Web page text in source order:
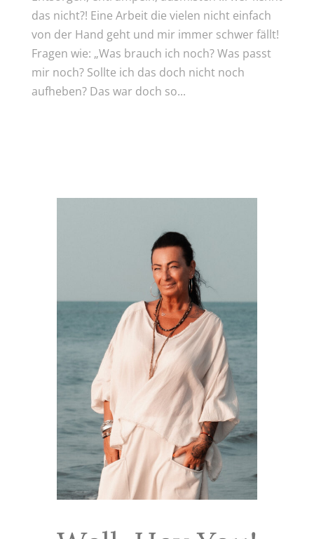
das nicht?! Eine Arbeit die vielen nicht einfach
von der Hand geht und mir immer schwer fällt!
Fragen wie: „Was brauch ich noch? Was passt
mir noch? Sollte ich das doch nicht noch
aufheben? Das war doch so...